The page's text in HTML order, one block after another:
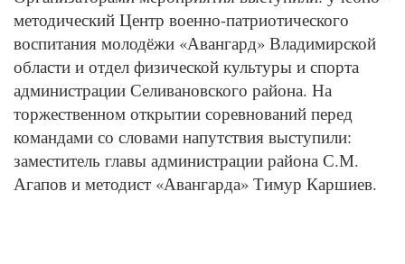
методический Центр военно-патриотического
воспитания молодёжи «Авангард» Владимирской
области и отдел физической культуры и спорта
администрации Селивановского района. На
торжественном открытии соревнований перед
командами со словами напутствия выступили:
заместитель главы администрации района С.М.
Агапов и методист «Авангарда» Тимур Каршиев.